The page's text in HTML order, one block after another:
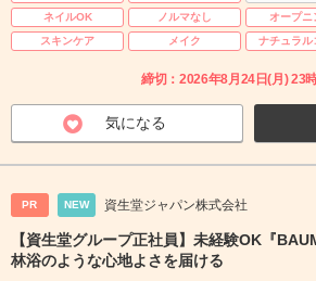
ネイルOK
ノルマなし オープニ
スキンケア
メイク ナチュラル
締切：2026年8月24日(月) 23
気になる
PR NEW 資生堂ジャパン株式会社
【資生堂グループ正社員】未経験OK『
林浴のような心地よさを届ける